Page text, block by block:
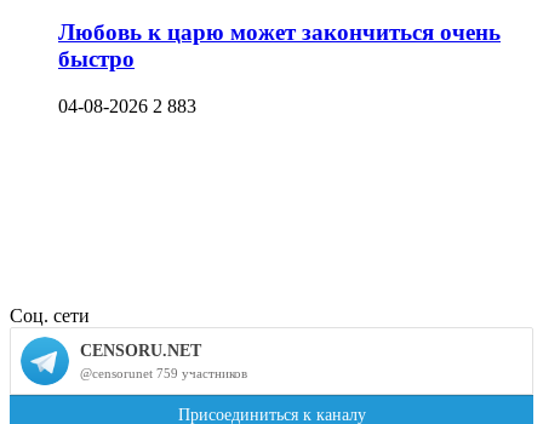
Любовь к царю может закончиться очень
быстро
04-08-2026 2 883
Соц. сети